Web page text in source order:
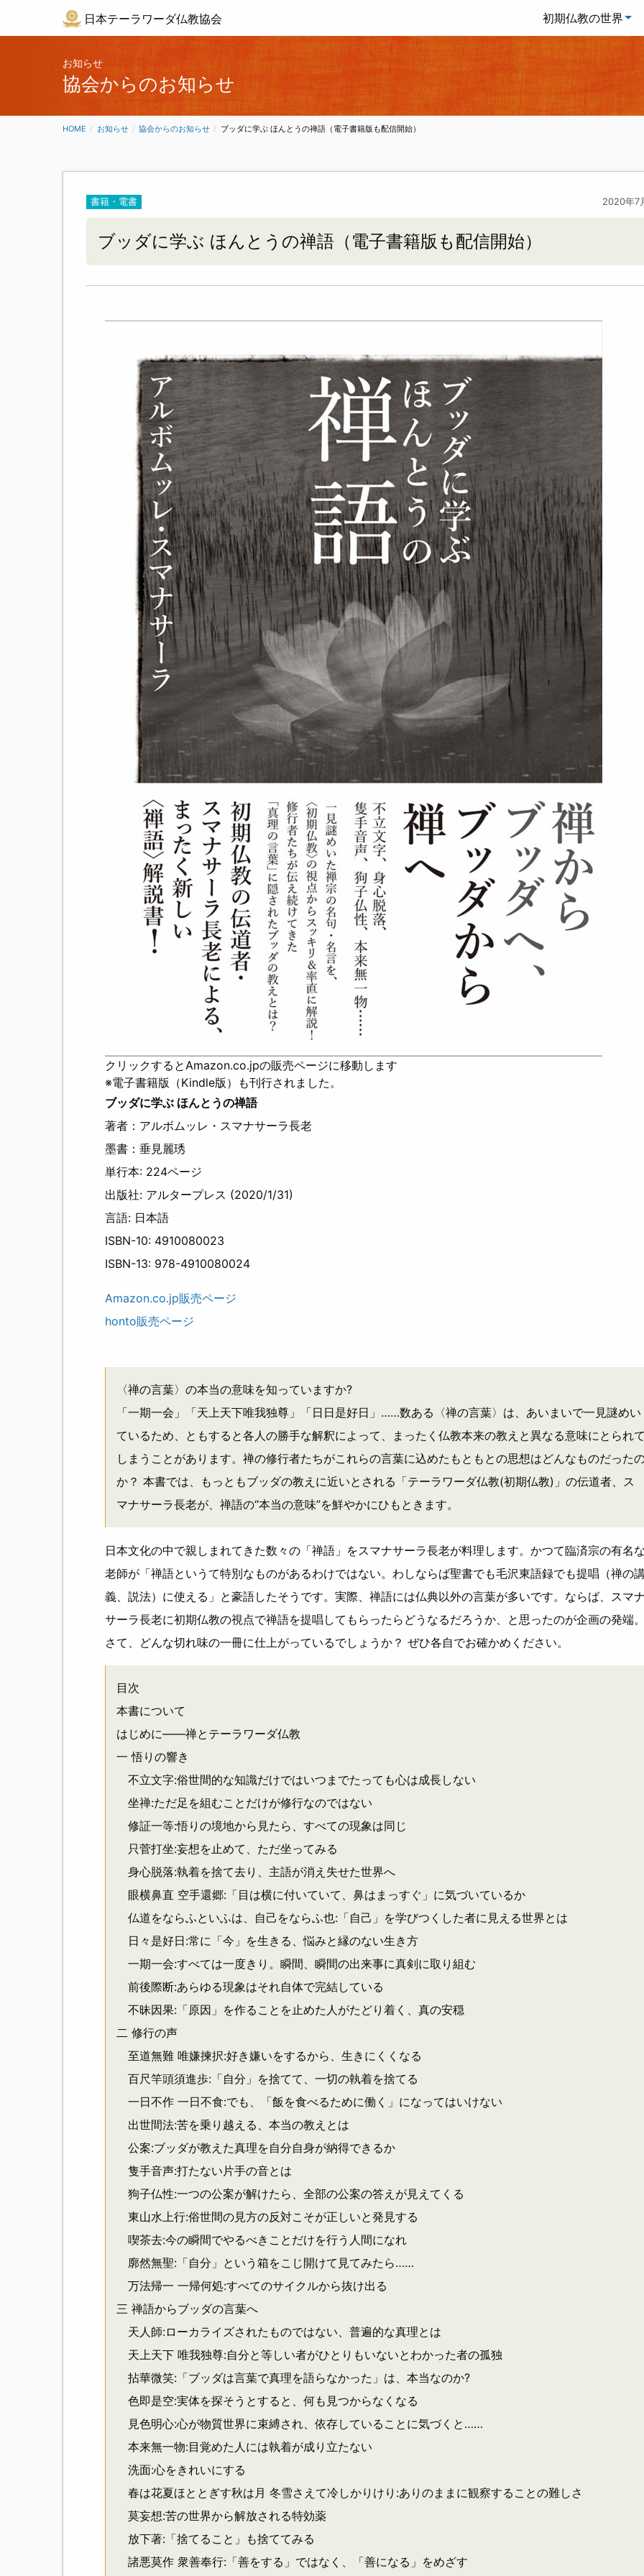
日本テーラワーダ仏教協会 初期仏教の世界
お知らせ
協会からのお知らせ
HOME お知らせ 協会からのお知らせ CURRENT:
ブッダに学ぶ ほんとうの禅語（電子書籍版も配信開始）
書籍・電書 2020年7
ブッダに学ぶ ほんとうの禅語（電子書籍版も配信開始）
クリックするとAmazon.co.jpの販売ページに移動します
※電子書籍版（Kindle版）も刊行されました。
ブッダに学ぶ ほんとうの禅語
著者：アルボムッレ・スマナサーラ長老
墨書：垂見麗琇
単行本: 224ページ
出版社: アルタープレス (2020/1/31)
言語: 日本語
ISBN-10: 4910080023
ISBN-13: 978-4910080024
Amazon.co.jp販売ページ
honto販売ページ
〈禅の言葉〉の本当の意味を知っていますか?
「一期一会」「天上天下唯我独尊」「日日是好日」……数ある〈禅の言葉〉は、あいまいで一見謎めい
ているため、ともすると各人の勝手な解釈によって、まったく仏教本来の教えと異なる意味にとられ
しまうことがあります。禅の修行者たちがこれらの言葉に込めたもともとの思想はどんなものだった
か？ 本書では、もっともブッダの教えに近いとされる「テーラワーダ仏教(初期仏教)」の伝道者、ス
マナサーラ長老が、禅語の“本当の意味”を鮮やかにひもときます。
日本文化の中で親しまれてきた数々の「禅語」をスマナサーラ長老が料理します。かつて臨済宗の有名
老師が「禅語というて特別なものがあるわけではない。わしならば聖書でも毛沢東語録でも提唱（禅の
義、説法）に使える」と豪語したそうです。実際、禅語には仏典以外の言葉が多いです。ならば、スマ
サーラ長老に初期仏教の視点で禅語を提唱してもらったらどうなるだろうか、と思ったのが企画の発端
さて、どんな切れ味の一冊に仕上がっているでしょうか？ ぜひ各自でお確かめください。
目次
本書について
はじめに――禅とテーラワーダ仏教
一 悟りの響き
不立文字:俗世間的な知識だけではいつまでたっても心は成長しない
坐禅:ただ足を組むことだけが修行なのではない
修証一等:悟りの境地から見たら、すべての現象は同じ
只菅打坐:妄想を止めて、ただ坐ってみる
身心脱落:執着を捨て去り、主語が消え失せた世界へ
眼横鼻直 空手還郷:「目は横に付いていて、鼻はまっすぐ」に気づいているか
仏道をならふといふは、自己をならふ也:「自己」を学びつくした者に見える世界とは
日々是好日:常に「今」を生きる、悩みと縁のない生き方
一期一会:すべては一度きり。瞬間、瞬間の出来事に真剣に取り組む
前後際断:あらゆる現象はそれ自体で完結している
不昧因果:「原因」を作ることを止めた人がたどり着く、真の安穏
二 修行の声
至道無難 唯嫌揀択:好き嫌いをするから、生きにくくなる
百尺竿頭須進歩:「自分」を捨てて、一切の執着を捨てる
一日不作 一日不食:でも、「飯を食べるために働く」になってはいけない
出世間法:苦を乗り越える、本当の教えとは
公案:ブッダが教えた真理を自分自身が納得できるか
隻手音声:打たない片手の音とは
狗子仏性:一つの公案が解けたら、全部の公案の答えが見えてくる
東山水上行:俗世間の見方の反対こそが正しいと発見する
喫茶去:今の瞬間でやるべきことだけを行う人間になれ
廓然無聖:「自分」という箱をこじ開けて見てみたら……
万法帰一 一帰何処:すべてのサイクルから抜け出る
三 禅語からブッダの言葉へ
天人師:ローカライズされたものではない、普遍的な真理とは
天上天下 唯我独尊:自分と等しい者がひとりもいないとわかった者の孤独
拈華微笑:「ブッダは言葉で真理を語らなかった」は、本当なのか?
色即是空:実体を探そうとすると、何も見つからなくなる
見色明心:心が物質世界に束縛され、依存していることに気づくと……
本来無一物:目覚めた人には執着が成り立たない
洗面:心をきれいにする
春は花夏ほととぎす秋は月 冬雪さえて冷しかりけり:ありのままに観察することの難しさ
莫妄想:苦の世界から解放される特効薬
放下著:「捨てること」も捨ててみる
諸悪莫作 衆善奉行:「善をする」ではなく、「善になる」をめざす